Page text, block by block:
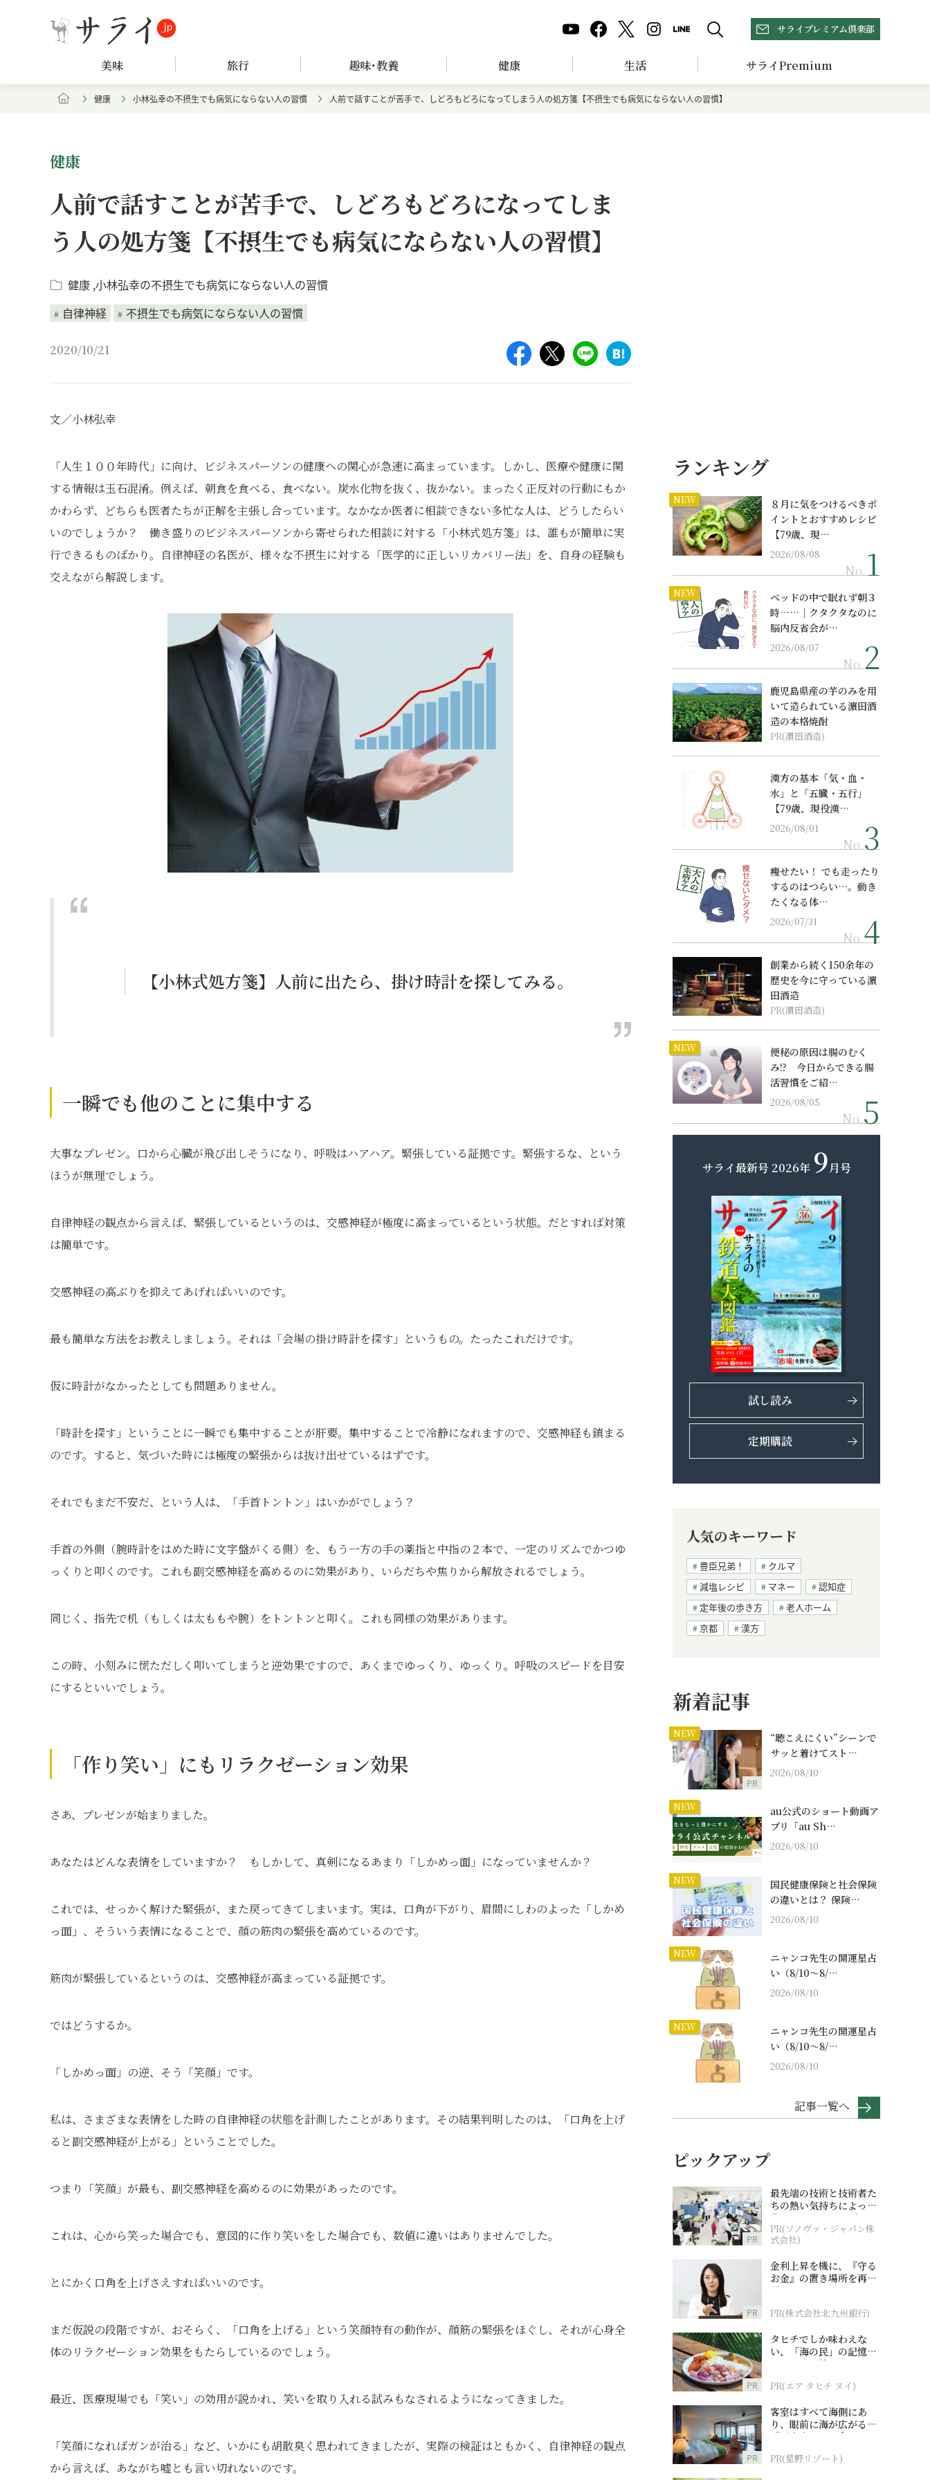
サライプレミアム倶楽部
美味 旅行 趣味･教養 健康 生活 サライPremium
健康 小林弘幸の不摂生でも病気にならない人の習慣 人前で話すことが苦手で、しどろもどろになってしまう人の処方箋【不摂生でも病気にならない人の習慣】
健康
人前で話すことが苦手で、しどろもどろになってしま
う人の処方箋【不摂生でも病気にならない人の習慣】
健康 小林弘幸の不摂生でも病気にならない人の習慣
自律神経
不摂生でも病気にならない人の習慣
2020/10/21
文／小林弘幸
「人生１００年時代」に向け、ビジネスパーソンの健康への関心が急速に高まっています。しかし、医療や健康に関
する情報は玉石混淆。例えば、朝食を食べる、食べない。炭水化物を抜く、抜かない。まったく正反対の行動にもか
かわらず、どちらも医者たちが正解を主張し合っています。なかなか医者に相談できない多忙な人は、どうしたらい
いのでしょうか？ 働き盛りのビジネスパーソンから寄せられた相談に対する「小林式処方箋」は、誰もが簡単に実
行できるものばかり。自律神経の名医が、様々な不摂生に対する「医学的に正しいリカバリー法」を、自身の経験も
交えながら解説します。
【小林式処方箋】人前に出たら、掛け時計を探してみる。
一瞬でも他のことに集中する
大事なプレゼン。口から心臓が飛び出しそうになり、呼吸はハアハア。緊張している証拠です。緊張するな、という
ほうが無理でしょう。
自律神経の観点から言えば、緊張しているというのは、交感神経が極度に高まっているという状態。だとすれば対策
は簡単です。
交感神経の高ぶりを抑えてあげればいいのです。
最も簡単な方法をお教えしましょう。それは「会場の掛け時計を探す」というもの。たったこれだけです。
仮に時計がなかったとしても問題ありません。
「時計を探す」ということに一瞬でも集中することが肝要。集中することで冷静になれますので、交感神経も鎮まる
のです。すると、気づいた時には極度の緊張からは抜け出せているはずです。
それでもまだ不安だ、という人は、「手首トントン」はいかがでしょう？
手首の外側（腕時計をはめた時に文字盤がくる側）を、もう一方の手の薬指と中指の２本で、一定のリズムでかつゆ
っくりと叩くのです。これも副交感神経を高めるのに効果があり、いらだちや焦りから解放されるでしょう。
同じく、指先で机（もしくは太ももや腕）をトントンと叩く。これも同様の効果があります。
この時、小刻みに慌ただしく叩いてしまうと逆効果ですので、あくまでゆっくり、ゆっくり。呼吸のスピードを目安
にするといいでしょう。
「作り笑い」にもリラクゼーション効果
さあ、プレゼンが始まりました。
あなたはどんな表情をしていますか？ もしかして、真剣になるあまり「しかめっ面」になっていませんか？
これでは、せっかく解けた緊張が、また戻ってきてしまいます。実は、口角が下がり、眉間にしわのよった「しかめ
っ面」、そういう表情になることで、顔の筋肉の緊張を高めているのです。
筋肉が緊張しているというのは、交感神経が高まっている証拠です。
ではどうするか。
「しかめっ面」の逆、そう「笑顔」です。
私は、さまざまな表情をした時の自律神経の状態を計測したことがあります。その結果判明したのは、「口角を上げ
ると副交感神経が上がる」ということでした。
つまり「笑顔」が最も、副交感神経を高めるのに効果があったのです。
これは、心から笑った場合でも、意図的に作り笑いをした場合でも、数値に違いはありませんでした。
とにかく口角を上げさえすればいいのです。
まだ仮説の段階ですが、おそらく、「口角を上げる」という笑顔特有の動作が、顔筋の緊張をほぐし、それが心身全
体のリラクゼーション効果をもたらしているのでしょう。
最近、医療現場でも「笑い」の効用が説かれ、笑いを取り入れる試みもなされるようになってきました。
「笑顔になればガンが治る」など、いかにも胡散臭く思われてきましたが、実際の検証はともかく、自律神経の観点
から言えば、あながち嘘とも言い切れないのです。
ランキング
NEW
８月に気をつけるべきポ
イントとおすすめレシピ
【79歳、現…
2026/08/08
No.
NEW
ベッドの中で眠れず朝３
時……｜クタクタなのに
脳内反省会が…
2026/08/07
No.
鹿児島県産の芋のみを用
いて造られている濵田酒
造の本格焼酎
PR(濵田酒造)
漢方の基本「気・血・
水」と「五臓・五行」
【79歳、現役漢…
2026/08/01
No.
痩せたい！ でも走ったり
するのはつらい…。動き
たくなる体…
2026/07/31
No.
創業から続く150余年の
歴史を今に守っている濵
田酒造
PR(濵田酒造)
NEW
便秘の原因は腸のむく
み!? 今日からできる腸
活習慣をご紹…
2026/08/05
No.
サライ最新号 2026年 9月号
試し読み
定期購読
人気のキーワード
豊臣兄弟！
クルマ
減塩レシピ
マネー
認知症
定年後の歩き方
老人ホーム
京都
漢方
新着記事
NEW
PR
“聴こえにくい”シーンで
サッと着けてスト…
2026/08/10
NEW
au公式のショート動画ア
プリ「au Sh…
2026/08/10
NEW
国民健康保険と社会保険
の違いとは？ 保険…
2026/08/10
NEW
ニャンコ先生の開運星占
い（8/10～8/…
2026/08/10
NEW
ニャンコ先生の開運星占
い（8/10～8/…
2026/08/10
記事一覧へ
ピックアップ
PR
最先端の技術と技術者た
ちの熱い気持ちによって
作られているオーダーメ
イド補聴器
PR(ソノヴァ・ジャパン株
式会社)
PR
金利上昇を機に、『守る
お金』の置き場所を再検
討
PR(株式会社北九州銀行)
PR
タヒチでしか味わえな
い、「海の民」の記憶へ
とつながる旅
PR(エア タヒチ ヌイ)
PR
客室はすべて海側にあ
り、眼前に海が広がる
『西表島ホテル by 星野
PR(星野リゾート)